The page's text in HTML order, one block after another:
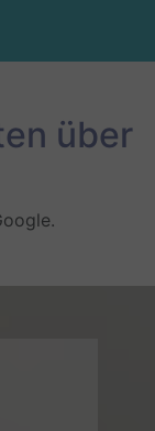
über